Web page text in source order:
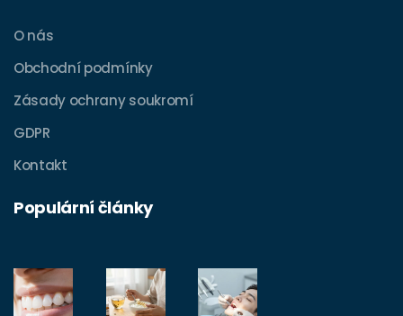
O nás
Obchodní podmínky
Zásady ochrany soukromí
GDPR
Kontakt
Populární články